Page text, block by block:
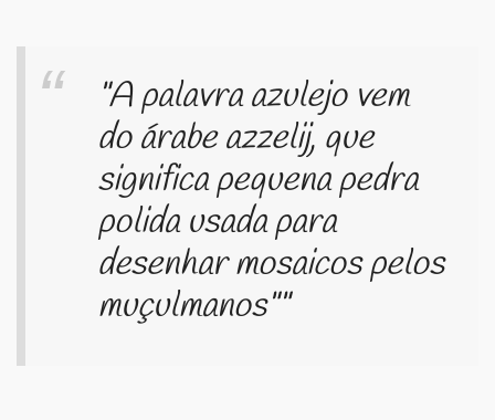
"A palavra azulejo vem
do árabeazzelij, que
significa pequena pedra
polida usada para
desenhar mosaicos pelos
muçulmanos""